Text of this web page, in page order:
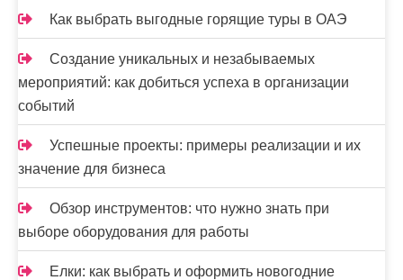
Как выбрать выгодные горящие туры в ОАЭ
Создание уникальных и незабываемых
мероприятий: как добиться успеха в организации
событий
Успешные проекты: примеры реализации и их
значение для бизнеса
Обзор инструментов: что нужно знать при
выборе оборудования для работы
Елки: как выбрать и оформить новогодние